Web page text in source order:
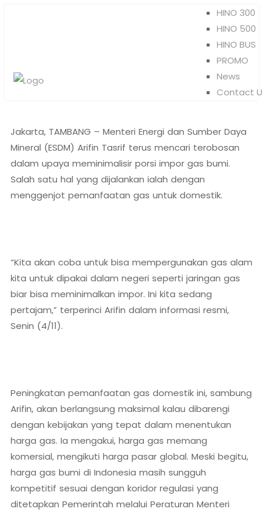
HINO 300
HINO 500
HINO BUS
PROMO
News
Contact
Jakarta, TAMBANG – Menteri Energi dan Sumber Daya
Mineral (ESDM) Arifin Tasrif terus mencari terobosan
dalam upaya meminimalisir porsi impor gas bumi.
Salah satu hal yang dijalankan ialah dengan
menggenjot pemanfaatan gas untuk domestik.
“Kita akan coba untuk bisa mempergunakan gas alam
kita untuk dipakai dalam negeri seperti jaringan gas
biar bisa meminimalkan impor. Ini kita sedang
pertajam,” terperinci Arifin dalam informasi resmi,
Senin (4/11).
Peningkatan pemanfaatan gas domestik ini, sambung
Arifin, akan berlangsung maksimal kalau dibarengi
dengan kebijakan yang tepat dalam menentukan
harga gas. Ia mengakui, harga gas memang
komersial, mengikuti harga pasar global. Meski begitu,
harga gas bumi di Indonesia masih sungguh
kompetitif sesuai dengan koridor regulasi yang
ditetapkan Pemerintah melalui Peraturan Menteri